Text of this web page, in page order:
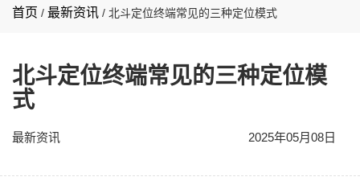
首页 / 最新资讯 / 北斗定位终端常见的三种定位模式
北斗定位终端常见的三种定位模
式
最新资讯 2025年05月08日